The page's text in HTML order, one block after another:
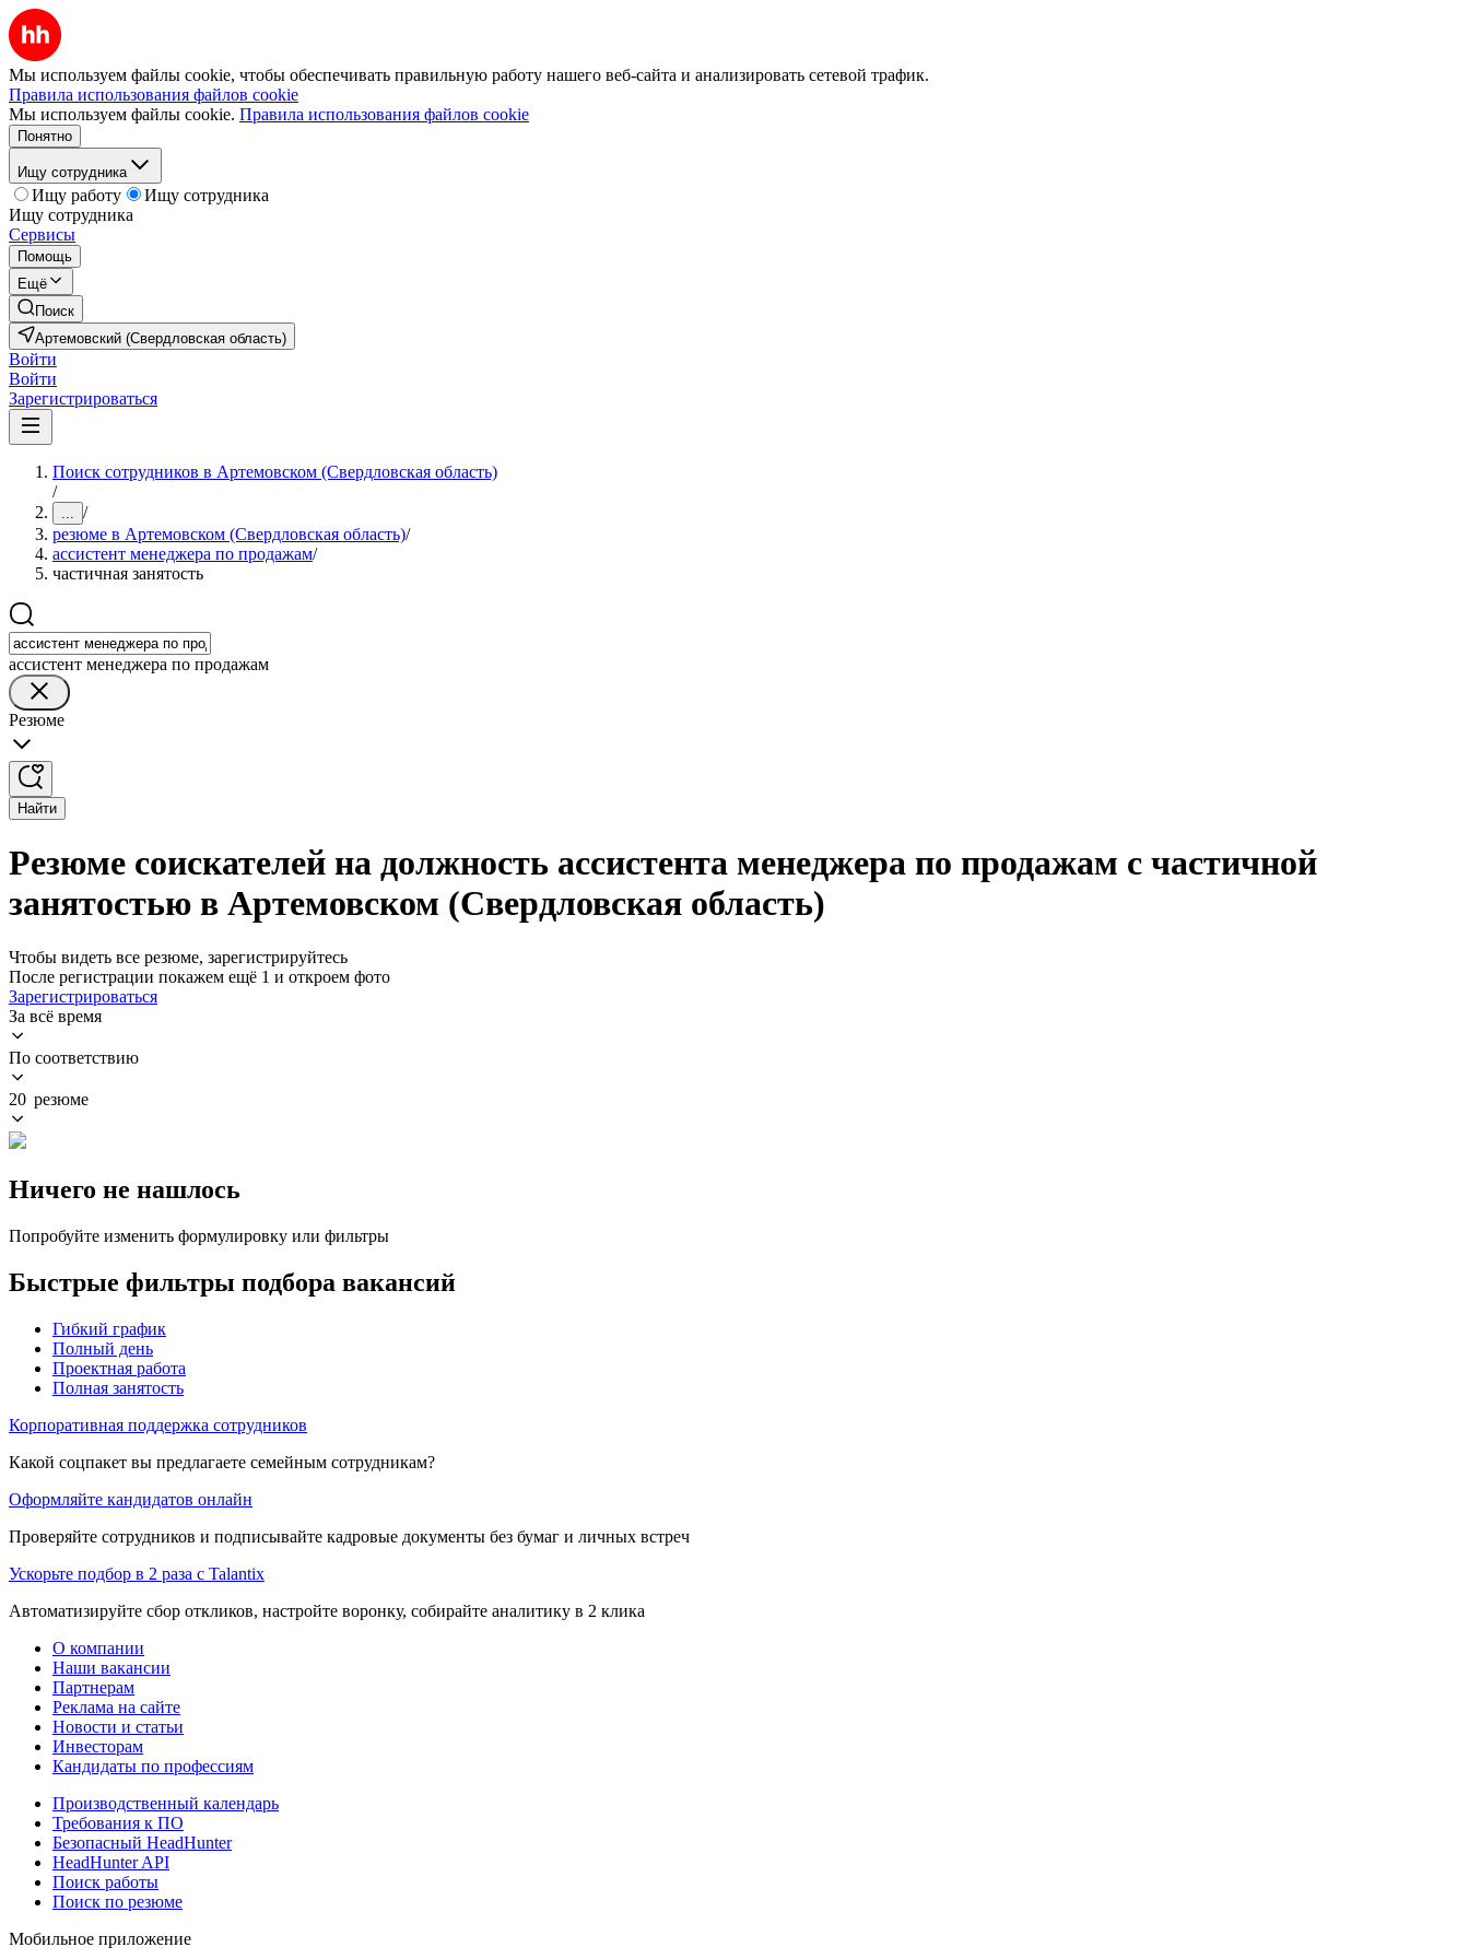
Мы используем файлы cookie, чтобы обеспечивать правильную работу нашего веб-сайта и анализировать сетевой трафик.
Правила использования файлов cookie
Мы используем файлы cookie. Правила использования файлов cookie
Понятно
Ищу сотрудника
Ищу работу
Ищу сотрудника
Ищу сотрудника
Сервисы
Помощь
Ещё
Поиск
Артемовский (Свердловская область)
Войти
Войти
Зарегистрироваться
Поиск сотрудников в Артемовском (Свердловская область)
/
... /
резюме в Артемовском (Свердловская область)/
ассистент менеджера по продажам/
частичная занятость
ассистент менеджера по продажам
Резюме
Найти
Резюме соискателей на должность ассистента менеджера по продажам с частичной
занятостью в Артемовском (Свердловская область)
Чтобы видеть все резюме, зарегистрируйтесь
После регистрации покажем ещё 1 и откроем фото
Зарегистрироваться
За всё время
По соответствию
20 резюме
Ничего не нашлось
Попробуйте изменить формулировку или фильтры
Быстрые фильтры подбора вакансий
Гибкий график
Полный день
Проектная работа
Полная занятость
Корпоративная поддержка сотрудников
Какой соцпакет вы предлагаете семейным сотрудникам?
Оформляйте кандидатов онлайн
Проверяйте сотрудников и подписывайте кадровые документы без бумаг и личных встреч
Ускорьте подбор в 2 раза с Talantix
Автоматизируйте сбор откликов, настройте воронку, собирайте аналитику в 2 клика
О компании
Наши вакансии
Партнерам
Реклама на сайте
Новости и статьи
Инвесторам
Кандидаты по профессиям
Производственный календарь
Требования к ПО
Безопасный HeadHunter
HeadHunter API
Поиск работы
Поиск по резюме
Мобильное приложение